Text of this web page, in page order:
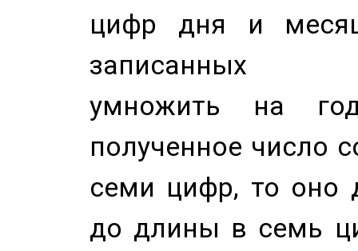
цифр дня и
записанных
умножить на
полученное число
семи цифр, то оно
до длины в семь